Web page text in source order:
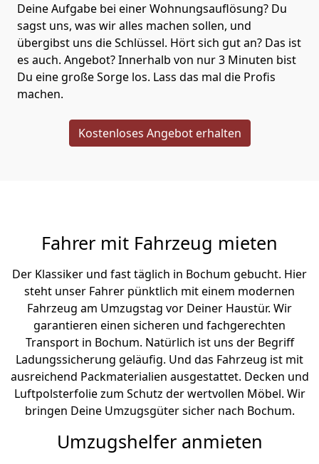
Deine Aufgabe bei einer Wohnungsauflösung? Du
sagst uns, was wir alles machen sollen, und
übergibst uns die Schlüssel. Hört sich gut an? Das ist
es auch. Angebot? Innerhalb von nur 3 Minuten bist
Du eine große Sorge los. Lass das mal die Profis
machen.
Kostenloses Angebot erhalten
Fahrer mit Fahrzeug mieten
Der Klassiker und fast täglich in Bochum gebucht. Hier
steht unser Fahrer pünktlich mit einem modernen
Fahrzeug am Umzugstag vor Deiner Haustür. Wir
garantieren einen sicheren und fachgerechten
Transport in Bochum. Natürlich ist uns der Begriff
Ladungssicherung geläufig. Und das Fahrzeug ist mit
ausreichend Packmaterialien ausgestattet. Decken und
Luftpolsterfolie zum Schutz der wertvollen Möbel. Wir
bringen Deine Umzugsgüter sicher nach Bochum.
Umzugshelfer anmieten